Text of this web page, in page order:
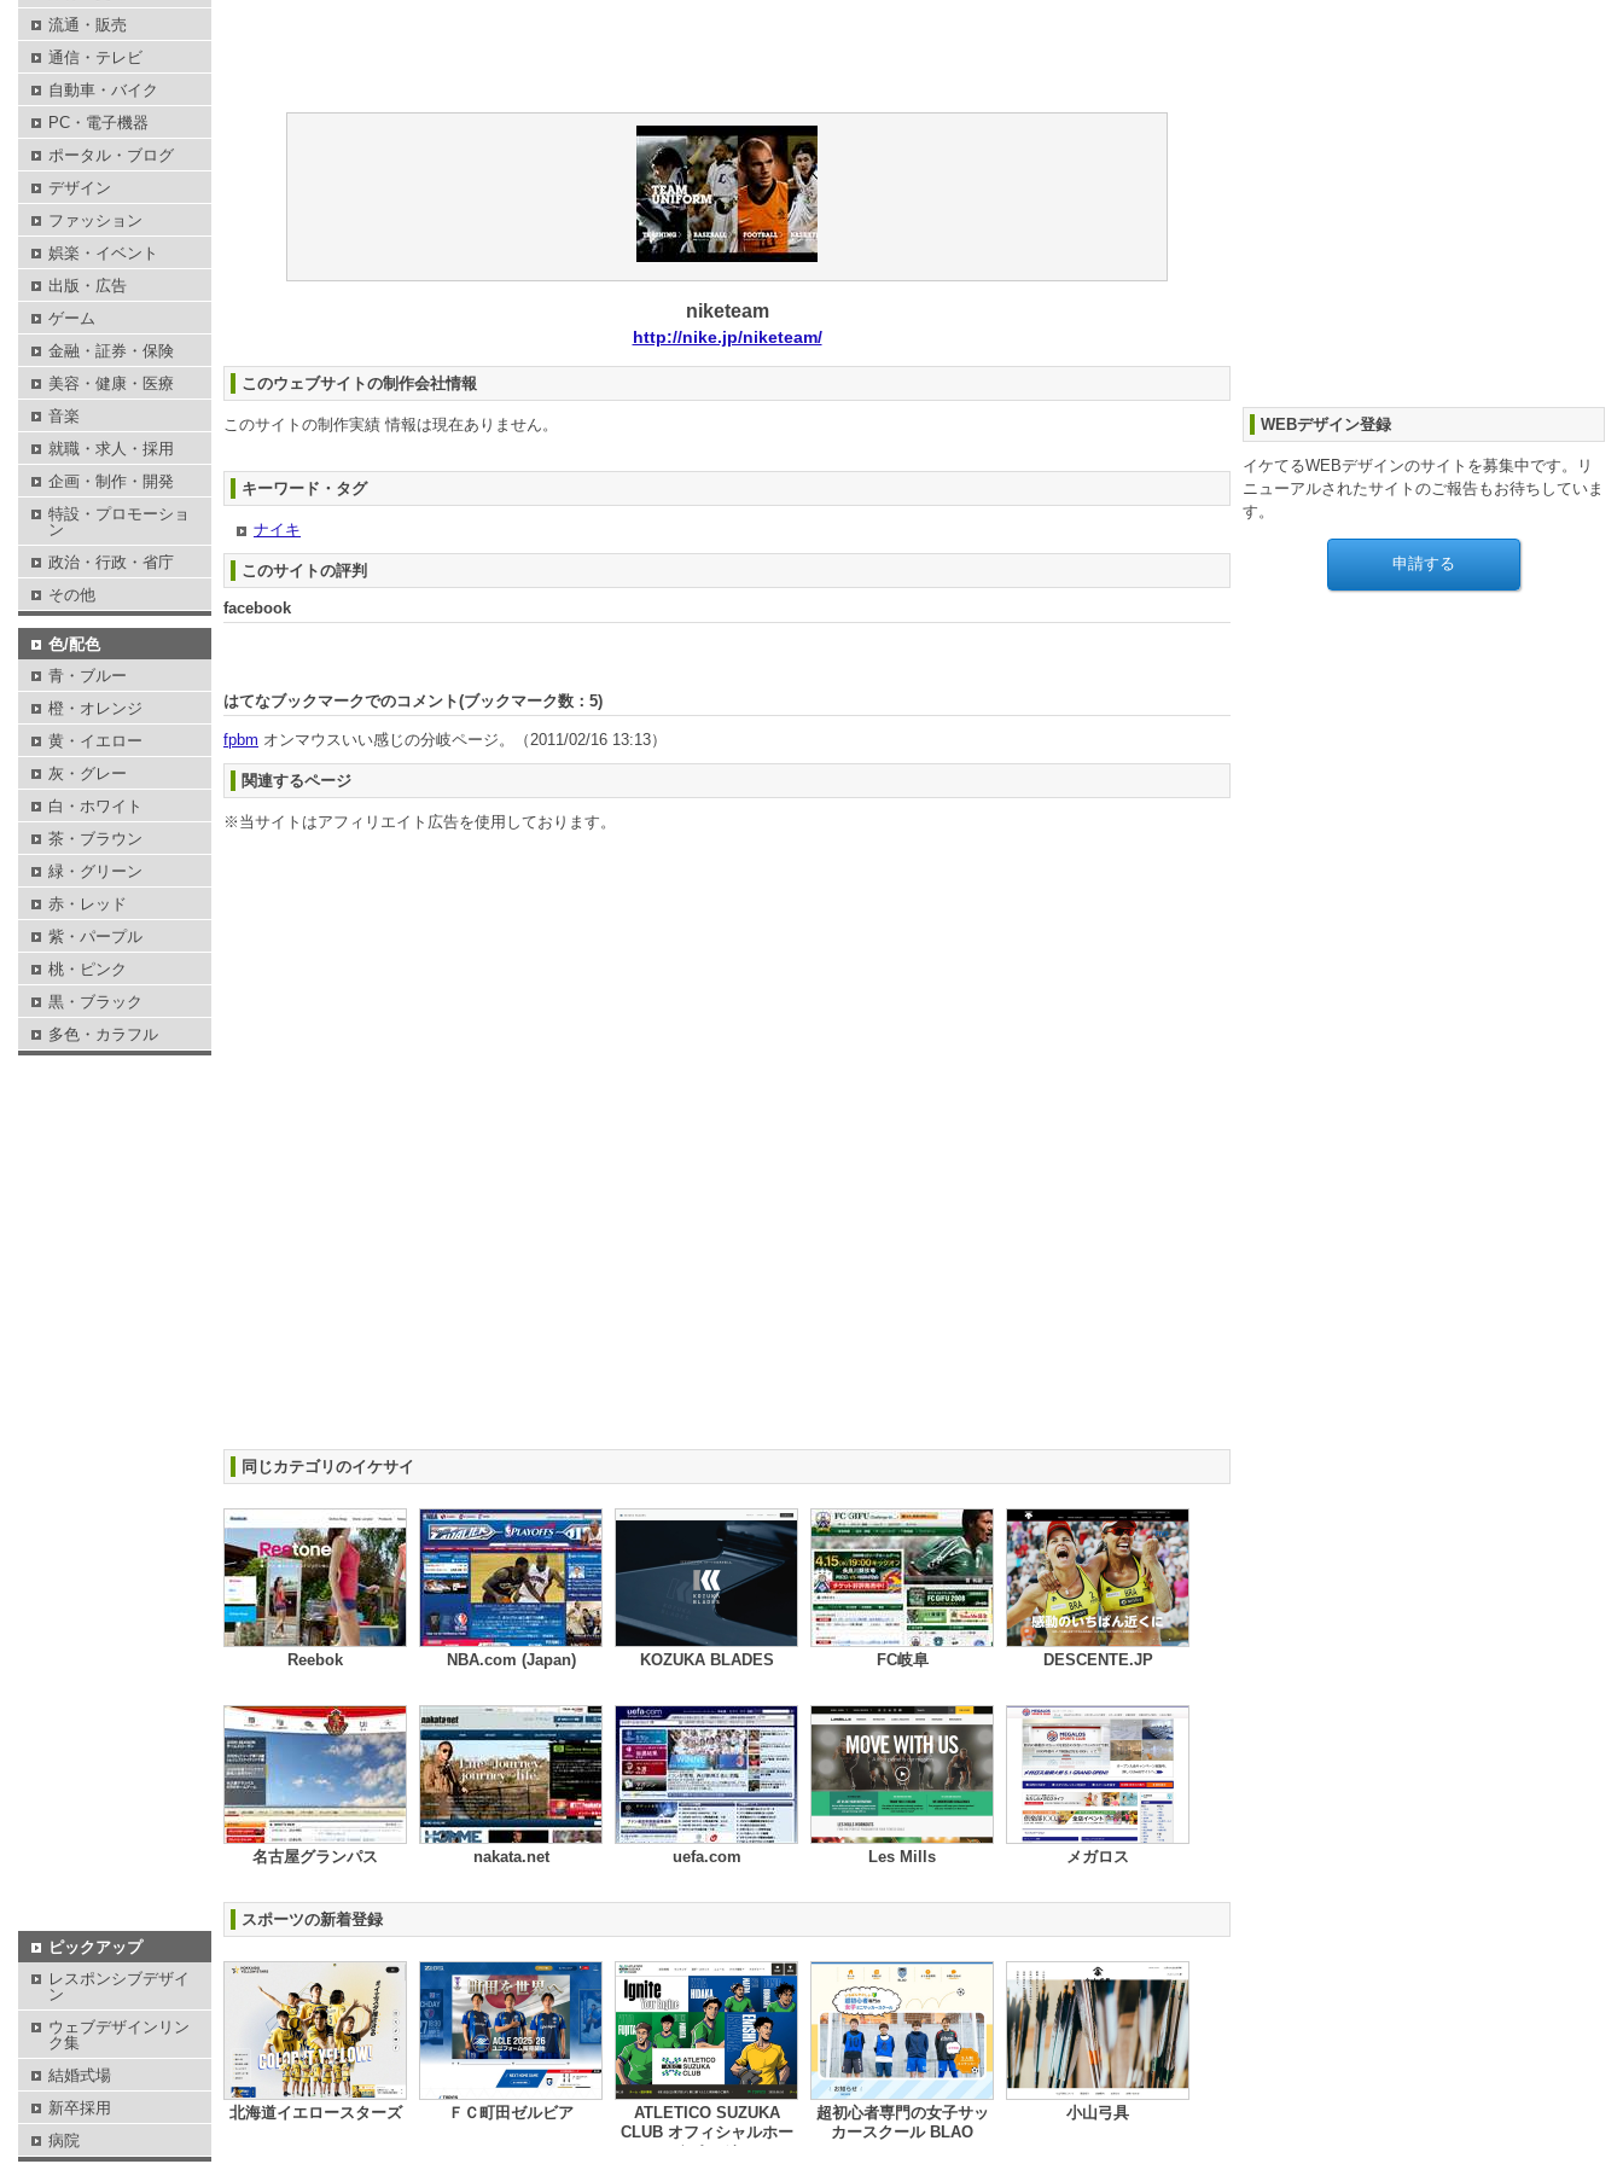
niketeam
http://nike.jp/niketeam/
このウェブサイトの制作会社情報
このサイトの制作実績 情報は現在ありません。
キーワード・タグ
ナイキ
このサイトの評判
facebook
はてなブックマークでのコメント(ブックマーク数： 5)
fpbm オンマウスいい感じの分岐ページ。 （2011/02/16 13:13）
関連するページ
※当サイトはアフィリエイト広告を使用しております。
同じカテゴリのイケサイ
Reebok NBA.com (Japan) KOZUKA BLADES FC岐阜 DESCENTE.JP
名古屋グランパス nakata.net uefa.com Les Mills メガロス
スポーツの新着登録
北海道イエロースターズ ＦＣ町田ゼルビア
ATLETICO SUZUKA
CLUB オフィシャルホー
ムページ
超初心者専門の女子サッ
カースクール BLAO
小山弓具
WEBデザイン登録
イケてるWEBデザインのサイトを募集中です。リ
ニューアルされたサイトのご報告もお待ちしていま
す。
流通・販売
通信・テレビ
自動車・バイク
PC・電子機器
ポータル・ブログ
デザイン
ファッション
娯楽・イベント
出版・広告
ゲーム
金融・証券・保険
美容・健康・医療
音楽
就職・求人・採用
企画・制作・開発
特設・プロモーショ
ン
政治・行政・省庁
その他
色/配色
青・ブルー
橙・オレンジ
黄・イエロー
灰・グレー
白・ホワイト
茶・ブラウン
緑・グリーン
赤・レッド
紫・パープル
桃・ピンク
黒・ブラック
多色・カラフル
ピックアップ
レスポンシブデザイ
ン
ウェブデザインリン
ク集
結婚式場
新卒採用
病院